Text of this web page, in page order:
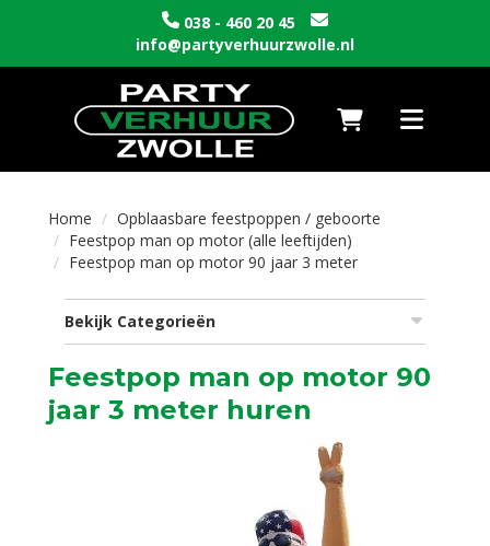
038 - 460 20 45
info@partyverhuurzwolle.nl
Naar winkelwagen
Toggle
Home
Opblaasbare feestpoppen / geboorte
Feestpop man op motor (alle leeftijden)
Feestpop man op motor 90 jaar 3 meter
Bekijk Categorieën
Feestpop man op motor 90
jaar 3 meter huren